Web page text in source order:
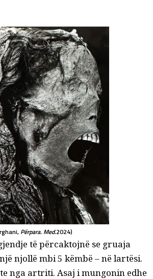
Përpara. Med.2024)
të përcaktojnë se gruaja
njollë mbi 5 këmbë – në lartësi.
nga artriti. Asaj i mungonin edhe